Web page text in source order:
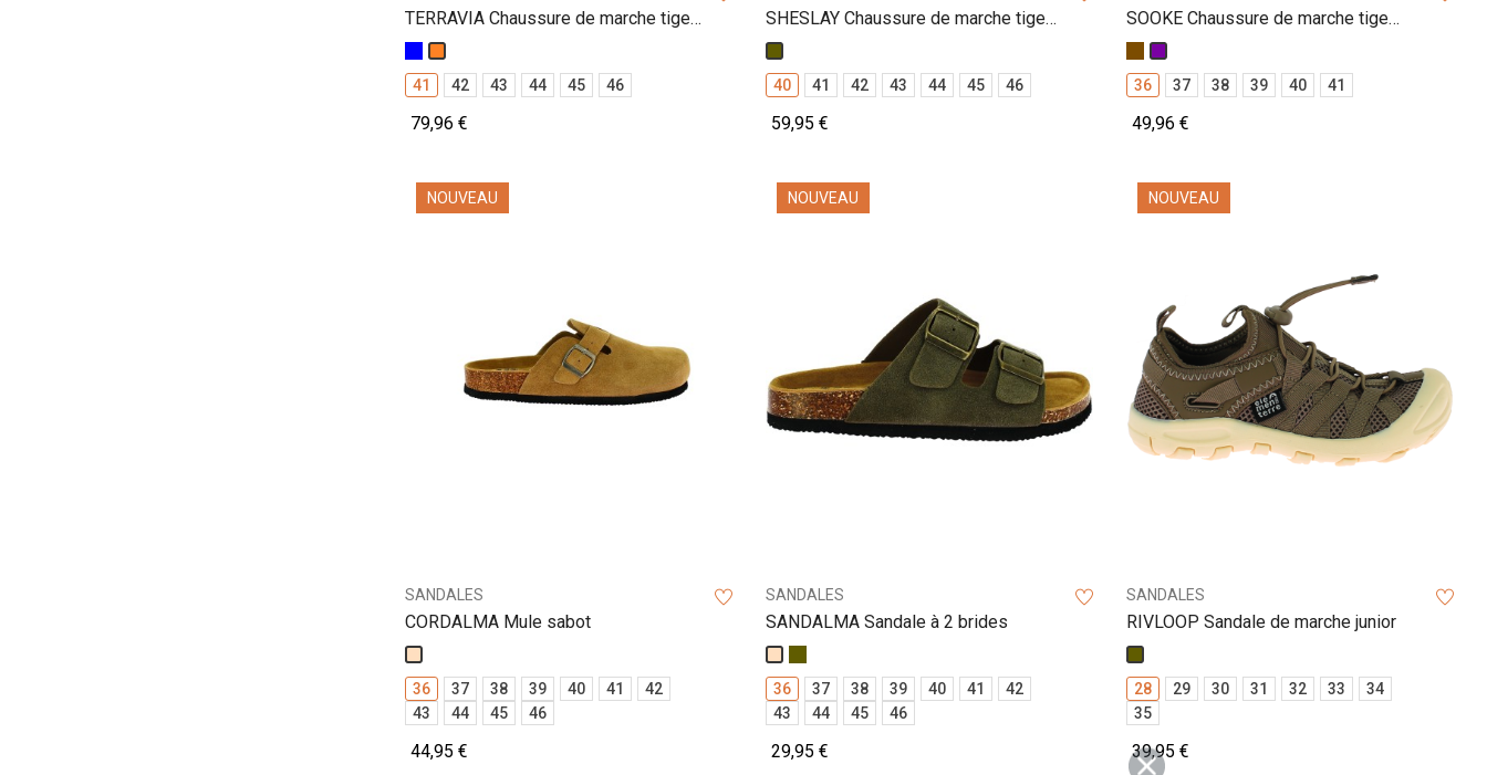
TERRAVIA Chaussure de marche tige
basse
BleuOrange
41
42 43 44 45 46
79,96 €
SHESLAY Chaussure de marche tige
basse
40
41 42 43 44 45 46
59,95 €
SOOKE Chaussure de marche tige
basseMarron
Violet
36
37 38 39 40 41
49,96 €
NOUVEAU
SANDALES
CORDALMA Mule sabot
Beige
36
37 38 39 40 41
42
43
44 45 46
44,95 €
NOUVEAU
SANDALES
SANDALMA Sandale à 2 brides
Beige
36 37 38 39 40 41
42
43
44 45 46
29,95 €
NOUVEAU
SANDALES
RIVLOOP Sandale de marche junior
28
29 30 31 32 33
34
35
39,95 €